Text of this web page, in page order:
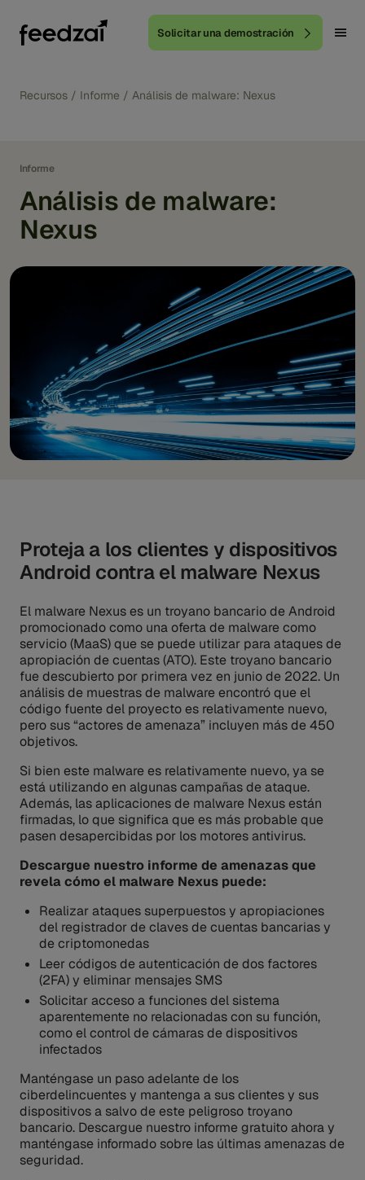
Solicitar una demostración
Recursos / Informe / Análisis de malware: Nexus
Informe
Análisis de malware:
Nexus
Proteja a los clientes y dispositivos
Android contra el malware Nexus
El malware Nexus es un troyano bancario de Android
promocionado como una oferta de malware como
servicio (MaaS) que se puede utilizar para ataques de
apropiación de cuentas (ATO). Este troyano bancario
fue descubierto por primera vez en junio de 2022. Un
análisis de muestras de malware encontró que el
código fuente del proyecto es relativamente nuevo,
pero sus “actores de amenaza” incluyen más de 450
objetivos.
Si bien este malware es relativamente nuevo, ya se
está utilizando en algunas campañas de ataque.
Además, las aplicaciones de malware Nexus están
firmadas, lo que significa que es más probable que
pasen desapercibidas por los motores antivirus.
Descargue nuestro informe de amenazas que
revela cómo el malware Nexus puede:
Realizar ataques superpuestos y apropiaciones
del registrador de claves de cuentas bancarias y
de criptomonedas
Leer códigos de autenticación de dos factores
(2FA) y eliminar mensajes SMS
Solicitar acceso a funciones del sistema
aparentemente no relacionadas con su función,
como el control de cámaras de dispositivos
infectados
Manténgase un paso adelante de los
ciberdelincuentes y mantenga a sus clientes y sus
dispositivos a salvo de este peligroso troyano
bancario. Descargue nuestro informe gratuito ahora y
manténgase informado sobre las últimas amenazas de
seguridad.